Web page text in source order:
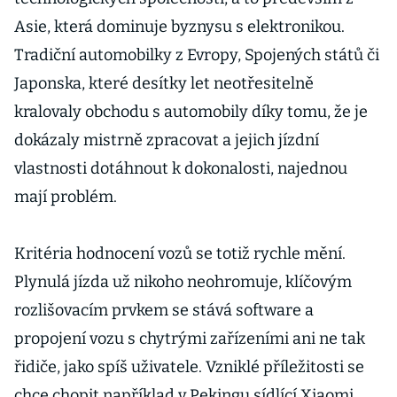
Asie, která dominuje byznysu s elektronikou.
Tradiční automobilky z Evropy, Spojených států či
Japonska, které desítky let neotřesitelně
kralovaly obchodu s automobily díky tomu, že je
dokázaly mistrně zpracovat a jejich jízdní
vlastnosti dotáhnout k dokonalosti, najednou
mají problém.
Kritéria hodnocení vozů se totiž rychle mění.
Plynulá jízda už nikoho neohromuje, klíčovým
rozlišovacím prvkem se stává software a
propojení vozu s chytrými zařízeními ani ne tak
řidiče, jako spíš uživatele. Vzniklé příležitosti se